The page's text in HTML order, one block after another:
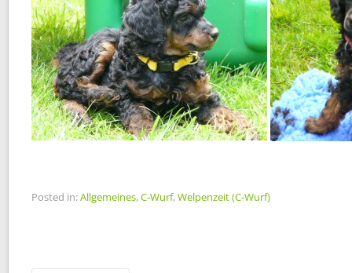
Posted in:Allgemeines,C-Wurf,Welpenzeit (C-Wurf)